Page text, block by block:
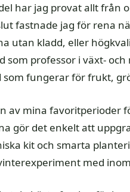
har jag provat allt från
fastnade jag för rena
utan kladd, eller
som professor i växt-
som fungerar för frukt,
av mina favoritperioder
gör det enkelt att
kit och smarta
med